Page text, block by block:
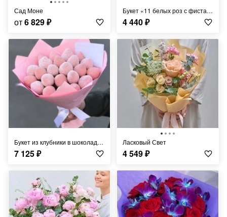
Сад Моне
от6 829₽
Букет «11 белых роз с фисташкой»
4 440₽
Букет из клубники в шоколаде «Нанси» - S
7 125₽
Ласковый Свет
4 549₽